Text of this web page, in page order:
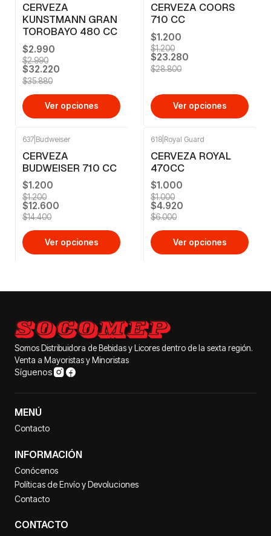
CERVEZA
KUNSTMANN GRAN
TOROBAYO 480 CC
$2.990
$2.990
$32.220
$35.880
Ver opciones
CERVEZA COORS
710 CC
$1.200
$1.200
$23.280
$28.800
Ver opciones
637 Budweiser
CERVEZA
BUDWEISER 710 CC
$1.200
$1.200
$12.600
$14.400
Ver opciones
618 Royal Guard
CERVEZA ROYAL
470CC
$1.000
$1.000
$4.920
$6.000
Ver opciones
Somos Distribuidora de Bebidas y Licores dentro de la sexta región.
Venta a Mayoristas y Minoristas
Síguenos
MENÚ
Contacto
INFORMACIÓN
Conócenos
Políticas de Envío y Devoluciones
Contacto
CONTACTO